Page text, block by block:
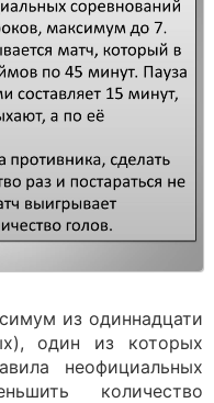
из одиннадцати
один из которых
неофициальных
количество